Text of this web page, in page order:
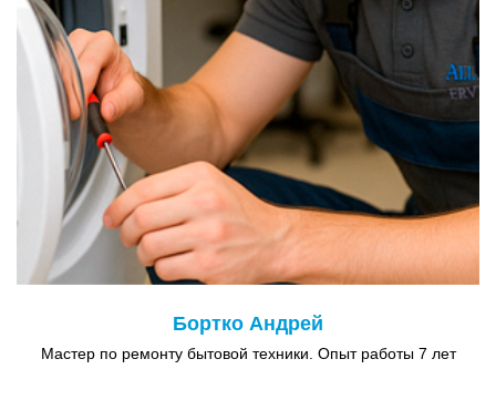
Бортко Андрей
Мастер по ремонту бытовой техники. Опыт работы 7 лет